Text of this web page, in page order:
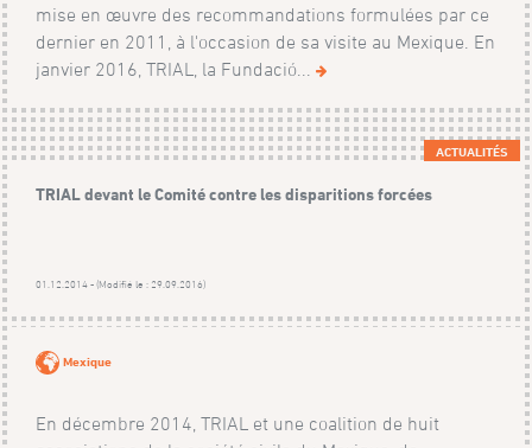
mise en œuvre des recommandations formulées par ce
dernier en 2011, à l'occasion de sa visite au Mexique. En
janvier 2016, TRIAL, la Fundació...
ACTUALITÉS
TRIAL devant le Comité contre les disparitions forcées
01.12.2014 - (Modifié le : 29.09.2016)
Mexique
En décembre 2014, TRIAL et une coalition de huit